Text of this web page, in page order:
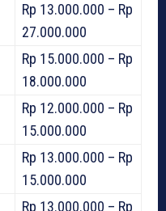
Rp 13.000.000 – Rp
27.000.000
Rp 15.000.000 – Rp
18.000.000
Rp 12.000.000 – Rp
15.000.000
Rp 13.000.000 – Rp
15.000.000
Rp 13.000.000 – Rp